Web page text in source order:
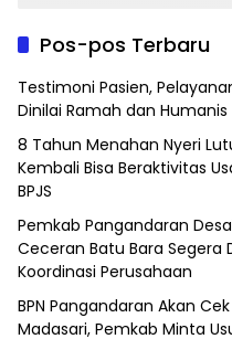
Pos-pos Terbaru
Testimoni Pasien,
Dinilai Ramah dan Humanis
8 Tahun Menahan Nyeri
Kembali Bisa Beraktivitas
BPJS
Pemkab Pangandaran
Ceceran Batu Bara Segera
Koordinasi Perusahaan
BPN Pangandaran Akan
Madasari, Pemkab Minta